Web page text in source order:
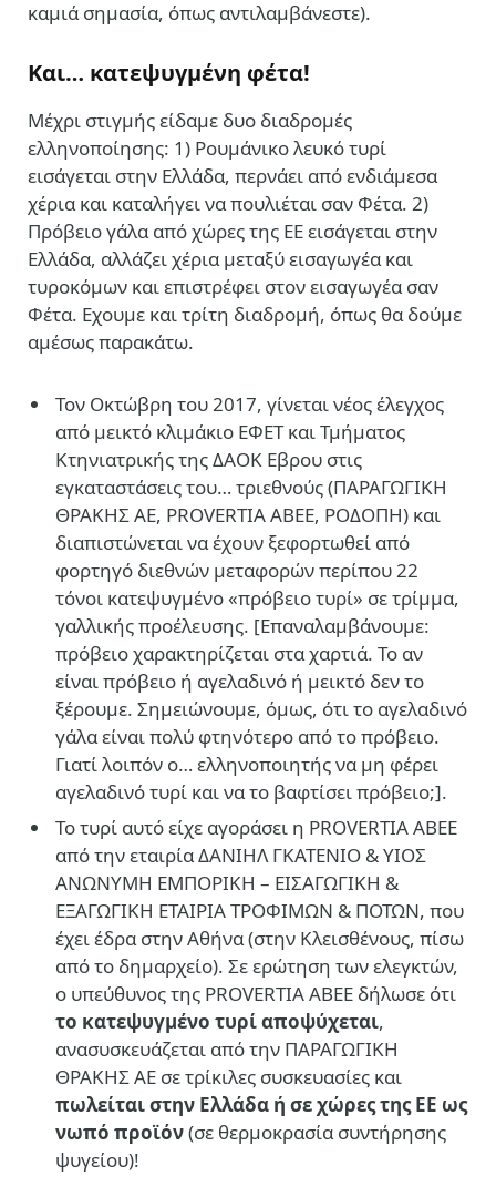
καμιά σημασία, όπως αντιλαμβάνεστε).
Και… κατεψυγμένη φέτα!
Μέχρι στιγμής είδαμε δυο διαδρομές
ελληνοποίησης: 1) Ρουμάνικο λευκό τυρί
εισάγεται στην Ελλάδα, περνάει από ενδιάμεσα
χέρια και καταλήγει να πουλιέται σαν Φέτα. 2)
Πρόβειο γάλα από χώρες της ΕΕ εισάγεται στην
Ελλάδα, αλλάζει χέρια μεταξύ εισαγωγέα και
τυροκόμων και επιστρέφει στον εισαγωγέα σαν
Φέτα. Εχουμε και τρίτη διαδρομή, όπως θα δούμε
αμέσως παρακάτω.
Τον Οκτώβρη του 2017, γίνεται νέος έλεγχος
από μεικτό κλιμάκιο ΕΦΕΤ και Τμήματος
Κτηνιατρικής της ΔΑΟΚ Εβρου στις
εγκαταστάσεις του… τριεθνούς (ΠΑΡΑΓΩΓΙΚΗ
ΘΡΑΚΗΣ ΑΕ, PROVERTIA ΑΒΕΕ, ΡΟΔΟΠΗ) και
διαπιστώνεται να έχουν ξεφορτωθεί από
φορτηγό διεθνών μεταφορών περίπου 22
τόνοι κατεψυγμένο «πρόβειο τυρί» σε τρίμμα,
γαλλικής προέλευσης. [Επαναλαμβάνουμε:
πρόβειο χαρακτηρίζεται στα χαρτιά. Το αν
είναι πρόβειο ή αγελαδινό ή μεικτό δεν το
ξέρουμε. Σημειώνουμε, όμως, ότι το αγελαδινό
γάλα είναι πολύ φτηνότερο από το πρόβειο.
Γιατί λοιπόν ο… ελληνοποιητής να μη φέρει
αγελαδινό τυρί και να το βαφτίσει πρόβειο;].
Το τυρί αυτό είχε αγοράσει η PROVERTIA ΑΒΕΕ
από την εταιρία ΔΑΝΙΗΛ ΓΚΑΤΕΝΙΟ & ΥΙΟΣ
ΑΝΩΝΥΜΗ ΕΜΠΟΡΙΚΗ – ΕΙΣΑΓΩΓΙΚΗ &
ΕΞΑΓΩΓΙΚΗ ΕΤΑΙΡΙΑ ΤΡΟΦΙΜΩΝ & ΠΟΤΩΝ, που
έχει έδρα στην Αθήνα (στην Κλεισθένους, πίσω
από το δημαρχείο). Σε ερώτηση των ελεγκτών,
ο υπεύθυνος της PROVERTIA ΑΒΕΕ δήλωσε ότι
το κατεψυγμένο τυρί αποψύχεται,
ανασυσκευάζεται από την ΠΑΡΑΓΩΓΙΚΗ
ΘΡΑΚΗΣ ΑΕ σε τρίκιλες συσκευασίες και
πωλείται στην Ελλάδα ή σε χώρες της ΕΕ ως
νωπό προϊόν(σε θερμοκρασία συντήρησης
ψυγείου)!